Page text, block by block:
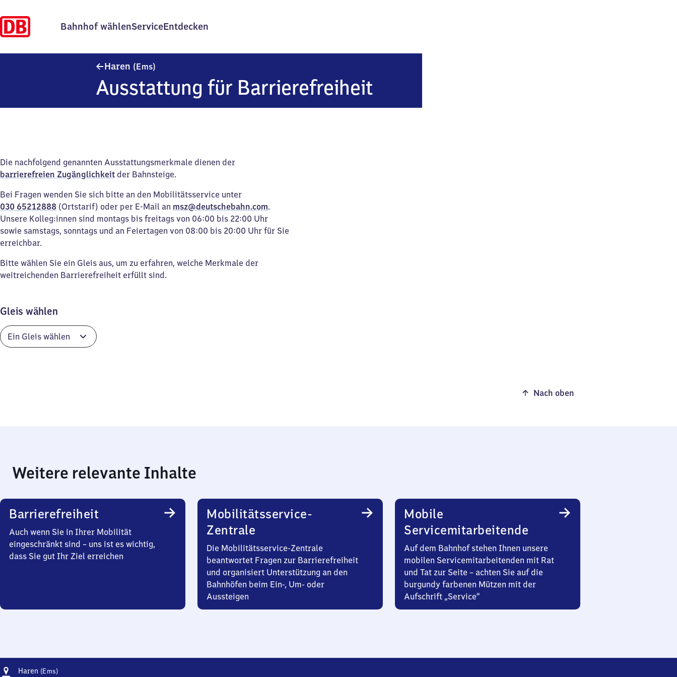
Bahnhof wählenServiceEntdecken
Haren (Ems)
Ausstattung für Barrierefreiheit
Die nachfolgend genannten Ausstattungsmerkmale dienen der
barrierefreien Zugänglichkeit der Bahnsteige.
Bei Fragen wenden Sie sich bitte an den Mobilitätsservice unter
030 65212888 (Ortstarif) oder per E-Mail an msz@deutschebahn.com.
Unsere Kolleg:innen sind montags bis freitags von 06:00 bis 22:00 Uhr
sowie samstags, sonntags und an Feiertagen von 08:00 bis 20:00 Uhr für Sie
erreichbar.
Bitte wählen Sie ein Gleis aus, um zu erfahren, welche Merkmale der
weitreichenden Barrierefreiheit erfüllt sind.
Gleis wählen
Nach oben
Weitere relevante Inhalte
Barrierefreiheit
Auch wenn Sie in Ihrer Mobilität
eingeschränkt sind – uns ist es wichtig,
dass Sie gut Ihr Ziel erreichen
Mobilitätsservice-
Zentrale
Die Mobilitätsservice-Zentrale
beantwortet Fragen zur Barrierefreiheit
und organisiert Unterstützung an den
Bahnhöfen beim Ein-, Um- oder
Aussteigen
Mobile
Servicemitarbeitende
Auf dem Bahnhof stehen Ihnen unsere
mobilen Servicemitarbeitenden mit Rat
und Tat zur Seite – achten Sie auf die
burgundy farbenen Mützen mit der
Aufschrift „Service“
Adresse
Haren (Ems)Haren